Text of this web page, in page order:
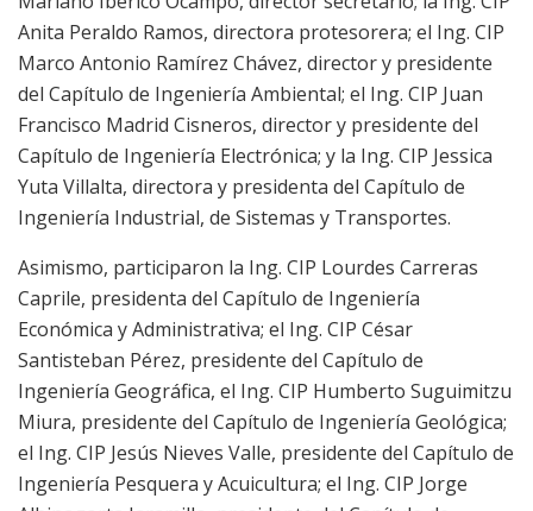
Anita Peraldo Ramos, directora protesorera; el Ing. CIP
Marco Antonio Ramírez Chávez, director y presidente
del Capítulo de Ingeniería Ambiental; el Ing. CIP Juan
Francisco Madrid Cisneros, director y presidente del
Capítulo de Ingeniería Electrónica; y la Ing. CIP Jessica
Yuta Villalta, directora y presidenta del Capítulo de
Ingeniería Industrial, de Sistemas y Transportes.
Asimismo, participaron la Ing. CIP Lourdes Carreras
Caprile, presidenta del Capítulo de Ingeniería
Económica y Administrativa; el Ing. CIP César
Santisteban Pérez, presidente del Capítulo de
Ingeniería Geográfica, el Ing. CIP Humberto Suguimitzu
Miura, presidente del Capítulo de Ingeniería Geológica;
el Ing. CIP Jesús Nieves Valle, presidente del Capítulo de
Ingeniería Pesquera y Acuicultura; el Ing. CIP Jorge